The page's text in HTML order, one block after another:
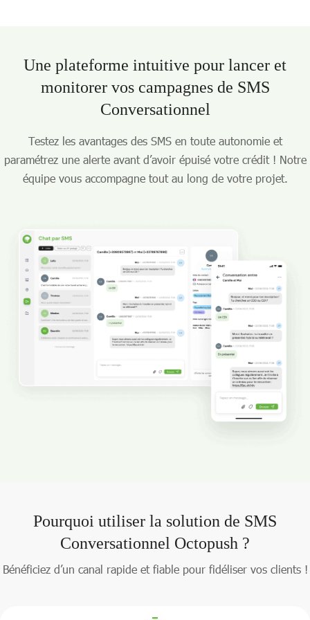
Une plateforme intuitive pour lancer et
monitorer vos campagnes de SMS
Conversationnel
Testez les avantages des SMS en toute autonomie et
paramétrez une alerte avant d’avoir épuisé votre crédit ! Notre
équipe vous accompagne tout au long de votre projet.
Pourquoi utiliser la solution de SMS
Conversationnel Octopush ?
Bénéficiez d’un canal rapide et fiable pour fidéliser vos clients !